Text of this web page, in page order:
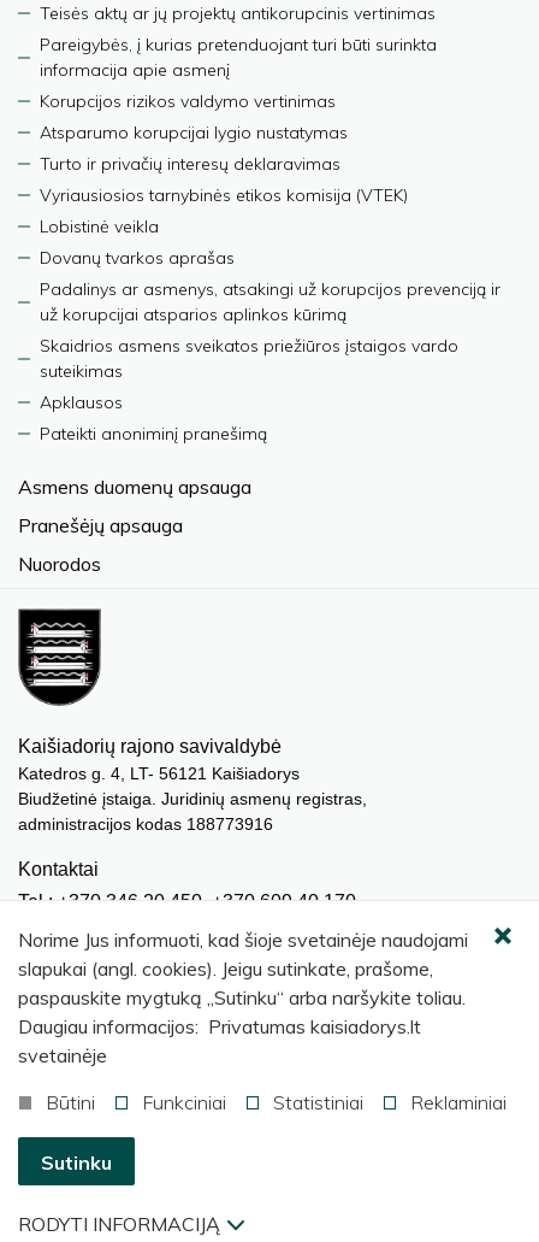
Teisės aktų ar jų projektų antikorupcinis vertinimas
Pareigybės, į kurias pretenduojant turi būti surinkta
informacija apie asmenį
Korupcijos rizikos valdymo vertinimas
Atsparumo korupcijai lygio nustatymas
Turto ir privačių interesų deklaravimas
Vyriausiosios tarnybinės etikos komisija (VTEK)
Lobistinė veikla
Dovanų tvarkos aprašas
Padalinys ar asmenys, atsakingi už korupcijos prevenciją ir
už korupcijai atsparios aplinkos kūrimą
Skaidrios asmens sveikatos priežiūros įstaigos vardo
suteikimas
Apklausos
Pateikti anoniminį pranešimą
Asmens duomenų apsauga
Pranešėjų apsauga
Nuorodos
Kaišiadorių rajono savivaldybė
Katedros g. 4, LT- 56121 Kaišiadorys
Biudžetinė įstaiga. Juridinių asmenų registras,
administracijos kodas 188773916
Kontaktai
Tel.: +370 346 20 450, +370 609 40 170
El. paštas.: meras@kaisiadorys.lt
dokumentai@kaisiadorys.lt
Naujienų prenumerata
© 2026 Kaišiadorių rajono savivaldybė
Norime Jus informuoti, kad šioje svetainėje naudojami
slapukai (angl. cookies). Jeigu sutinkate, prašome,
paspauskite mygtuką „Sutinku“ arba naršykite toliau.
Daugiau informacijos: Privatumas kaisiadorys.lt
svetainėje
Būtini
Funkciniai Statistiniai Reklaminiai
Sutinku
RODYTI INFORMACIJĄ